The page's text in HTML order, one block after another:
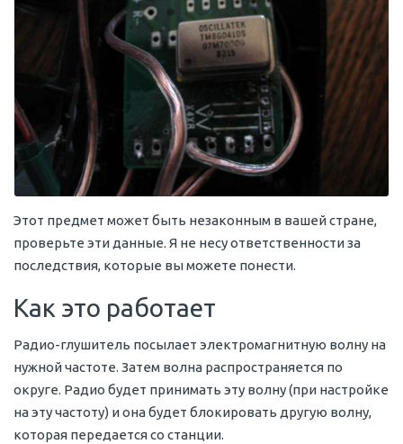
Этот предмет может быть незаконным в вашей стране,
проверьте эти данные. Я не несу ответственности за
последствия, которые вы можете понести.
Как это работает
Радио-глушитель посылает электромагнитную волну на
нужной частоте. Затем волна распространяется по
округе. Радио будет принимать эту волну (при настройке
на эту частоту) и она будет блокировать другую волну,
которая передается со станции.